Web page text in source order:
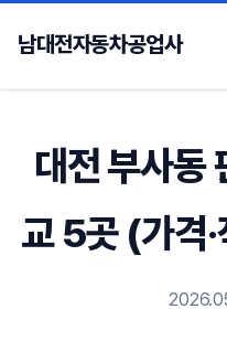
남대전자동차공업사
대전 부사동
교 5곳 (가격